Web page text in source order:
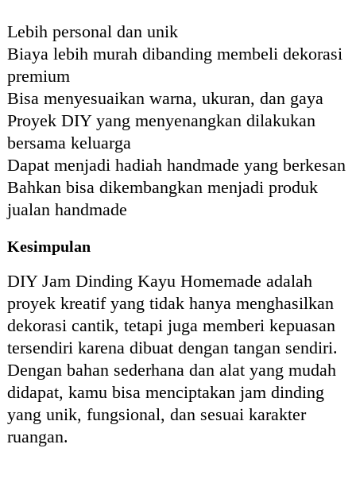
Lebih personal dan unik
Biaya lebih murah dibanding membeli dekorasi
premium
Bisa menyesuaikan warna, ukuran, dan gaya
Proyek DIY yang menyenangkan dilakukan
bersama keluarga
Dapat menjadi hadiah handmade yang berkesan
Bahkan bisa dikembangkan menjadi produk
jualan handmade
Kesimpulan
DIY Jam Dinding Kayu Homemade adalah
proyek kreatif yang tidak hanya menghasilkan
dekorasi cantik, tetapi juga memberi kepuasan
tersendiri karena dibuat dengan tangan sendiri.
Dengan bahan sederhana dan alat yang mudah
didapat, kamu bisa menciptakan jam dinding
yang unik, fungsional, dan sesuai karakter
ruangan.